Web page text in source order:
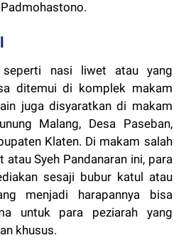
seperti nasi liwet atau yang
ditemui di komplek makam
juga disyaratkan di makam
Malang, Desa Paseban,
Klaten. Di makam salah
atau Syeh Pandanaran ini, para
sesaji bubur katul atau
menjadi harapannya bisa
untuk para peziarah yang
khusus.